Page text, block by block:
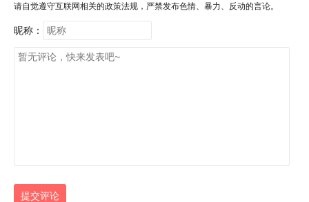
请自觉遵守互联网相关的政策法规，严禁发布色情、暴力、反动的言论。
昵称：
提交评论